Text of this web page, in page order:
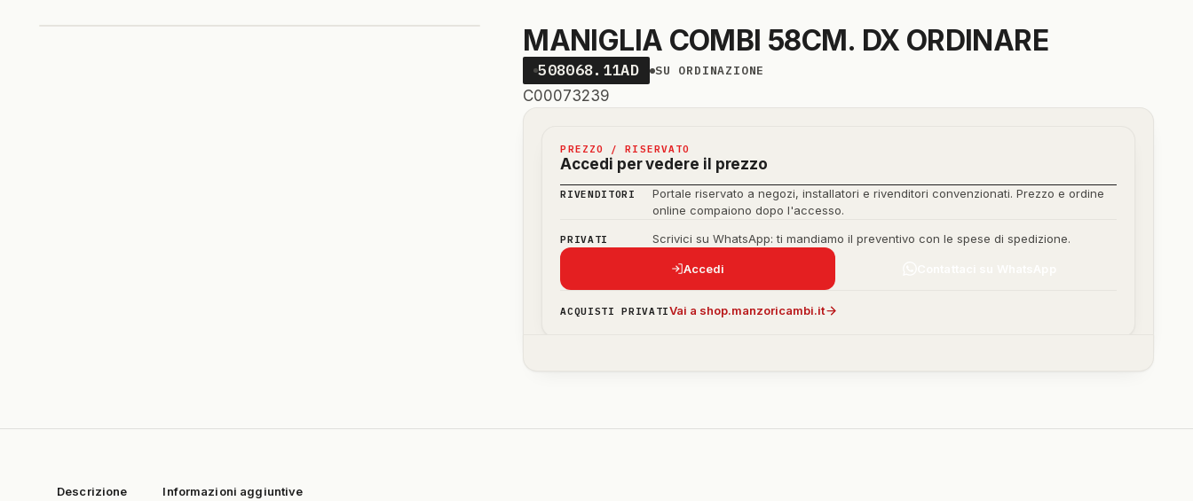
MANIGLIA COMBI 58CM. DX ORDINARE
508068.11AD SU ORDINAZIONE
C00073239
PREZZO / RISERVATO
Accedi per vedere il prezzo
RIVENDITORI
Portale riservato a negozi, installatori e rivenditori convenzionati. Prezzo e ordine
online compaiono dopo l'accesso.
PRIVATI Scrivici su WhatsApp: ti mandiamo il preventivo con le spese di spedizione.
Accedi
ACQUISTI PRIVATIVai a shop.manzoricambi.it
Descrizione Informazioni aggiuntive